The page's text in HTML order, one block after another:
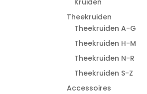
Kruiden
Theekruiden
Theekruiden A-G
Theekruiden H-M
Theekruiden N-R
Theekruiden S-Z
Accessoires